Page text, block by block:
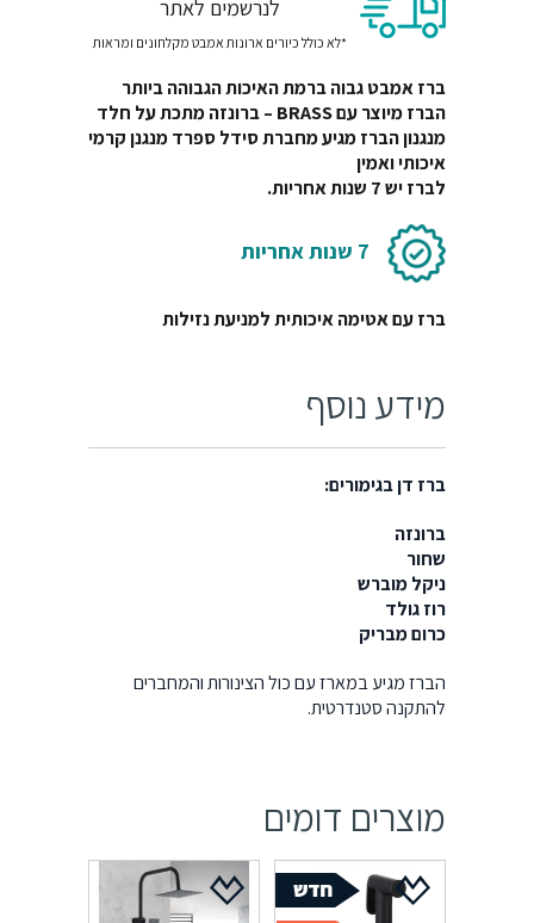
לנרשמים לאתר
*לא כולל כיורים ארונות אמבט מקלחונים ומראות
ברז אמבט גבוה ברמת האיכות הגבוהה ביותר
הברז מיוצר עם BRASS – ברונזה מתכת על חלד
מנגנון הברז מגיע מחברת סידל ספרד מנגנן קרמי
איכותי ואמין
לברז יש 7 שנות אחריות.
7 שנות אחריות
ברז עם אטימה איכותית למניעת נזילות
מידע נוסף
ברז דן בגימורים:
ברונזה
שחור
ניקל מוברש
רוז גולד
כרום מבריק
הברז מגיע במארז עם כול הצינורות והמחברים
להתקנה סטנדרטית.
מוצרים דומים